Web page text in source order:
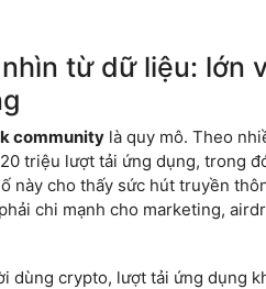
từ dữ liệu: lớn
community là quy mô. Theo
triệu lượt tải ứng dụng, trong
này cho thấy sức hút truyền
chi mạnh cho marketing,
dùng crypto, lượt tải ứng dụng